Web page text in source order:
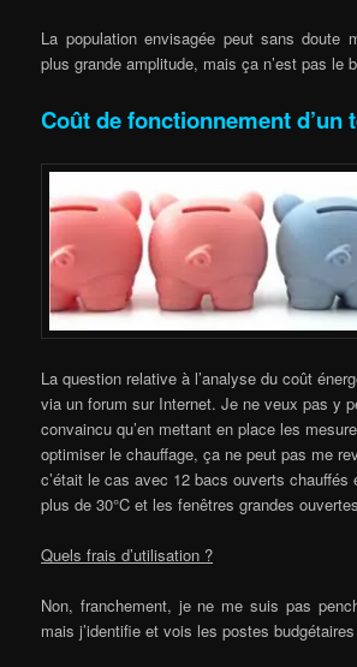
La population envisagée peut sans doute
plus grande amplitude, mais ça n’est pas le
Coûtde fonctionnement d’un
La question relative à l’analyse du coût
via un forum sur Internet. Je ne veux pas y
convaincu qu’en mettant en place les
optimiser le chauffage, ça ne peut pas me
c’était le cas avec 12 bacs ouverts chauffés
plus de 30°C et les fenêtres grandes
Quels frais d’utilisation ?
Non, franchement, je ne me suis pas
mais j’identifie et vois les postes